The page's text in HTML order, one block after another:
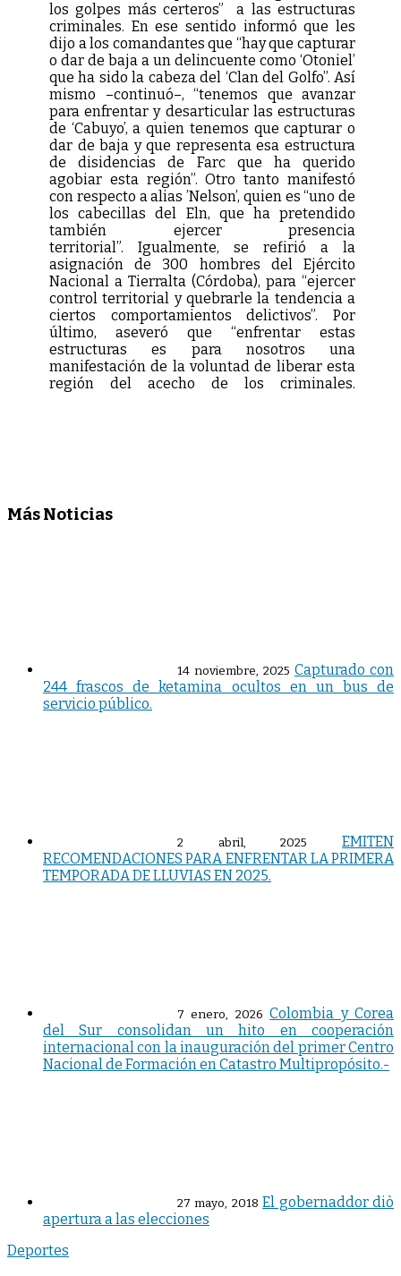
los golpes más certeros” a las estructuras
criminales. En ese sentido informó que les
dijo a los comandantes que “hay que capturar
o dar de baja a un delincuente como ‘Otoniel’
que ha sido la cabeza del ‘Clan del Golfo”. Así
mismo –continuó–, “tenemos que avanzar
para enfrentar y desarticular las estructuras
de ‘Cabuyo’, a quien tenemos que capturar o
dar de baja y que representa esa estructura
de disidencias de Farc que ha querido
agobiar esta región”. Otro tanto manifestó
con respecto a alias ’Nelson’, quien es “uno de
los cabecillas del Eln, que ha pretendido
también ejercer presencia
territorial”. Igualmente, se refirió a la
asignación de 300 hombres del Ejército
Nacional a Tierralta (Córdoba), para “ejercer
control territorial y quebrarle la tendencia a
ciertos comportamientos delictivos”. Por
último, aseveró que “enfrentar estas
estructuras es para nosotros una
manifestación de la voluntad de liberar esta
región del acecho de los criminales.
Más Noticias
14 noviembre, 2025 Capturado con
244 frascos de ketamina ocultos en un bus de
servicio público.
2 abril, 2025
EMITEN
RECOMENDACIONES PARA ENFRENTAR LA PRIMERA
TEMPORADA DE LLUVIAS EN 2025.
7 enero, 2026 Colombia y Corea
del Sur consolidan un hito en cooperación
internacional con la inauguración del primer Centro
Nacional de Formación en Catastro Multipropósito.-
27 mayo, 2018 El gobernaddor diò
apertura a las elecciones
Deportes